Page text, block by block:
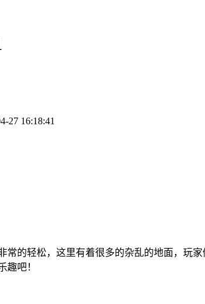
27 16:18:41
常的轻松，这里有着很多的杂乱的地面，玩
趣吧！